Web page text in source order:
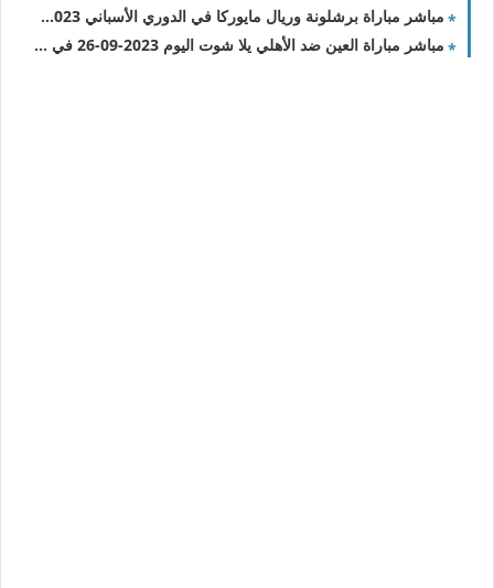
مباشر مباراة برشلونة وريال مايوركا في الدوري الأسباني 2023-2024 والقنوات الناقلة
مباشر مباراة العين ضد الأهلي يلا شوت اليوم 2023-09-26 في كأس خادم الحرمين الشريفين